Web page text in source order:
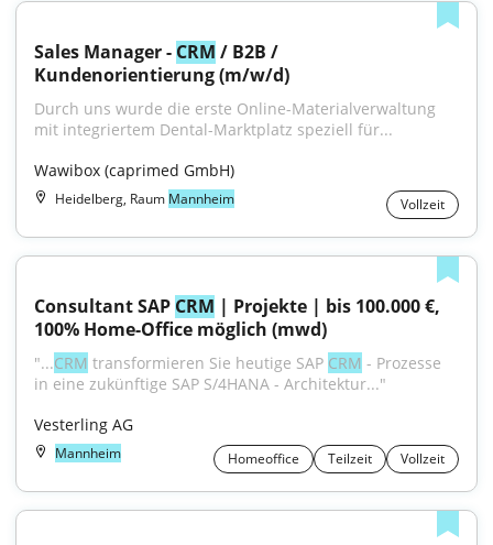
Sales Manager - CRM / B2B /
Kundenorientierung (m/w/d)
Durch uns wurde die erste Online-Materialverwaltung
mit integriertem Dental-Marktplatz speziell für...
Wawibox (caprimed GmbH)
Heidelberg, Raum Mannheim Vollzeit
Consultant SAP CRM | Projekte | bis 100.000 €,
100% Home-Office möglich (mwd)
"...CRM transformieren Sie heutige SAP CRM - Prozesse
in eine zukünftige SAP S/4HANA - Architektur..."
Vesterling AG
Mannheim Homeoffice Teilzeit Vollzeit